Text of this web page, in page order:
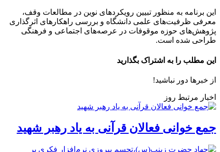
این برنامه به منظور تبیین رویکردهای نوین در مطالعات وقف،
معرفی ظرفیت‌های علمی دانشگاه و بررسی راهکارهای اثرگذاری
پژوهش‌های حوزه موقوفات در عرصه‌های اجتماعی و فرهنگی
طراحی شده است.
این مطلب را به اشتراک بگذارید
از خبرها دور نباشید!
اخبار مرتبط روز
جمع خوانی فعالان قرآنی به یاد رهبر شهید